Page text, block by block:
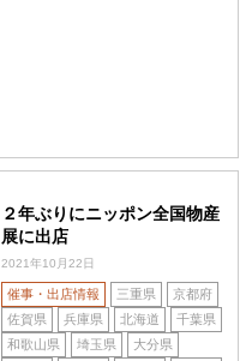
２年ぶりにニッポン全国物産
展に出店
2021年10月22日
催事・出店情報 三重県
京都府
佐賀県
兵庫県 北海道
千葉県
和歌山県
埼玉県
大分県